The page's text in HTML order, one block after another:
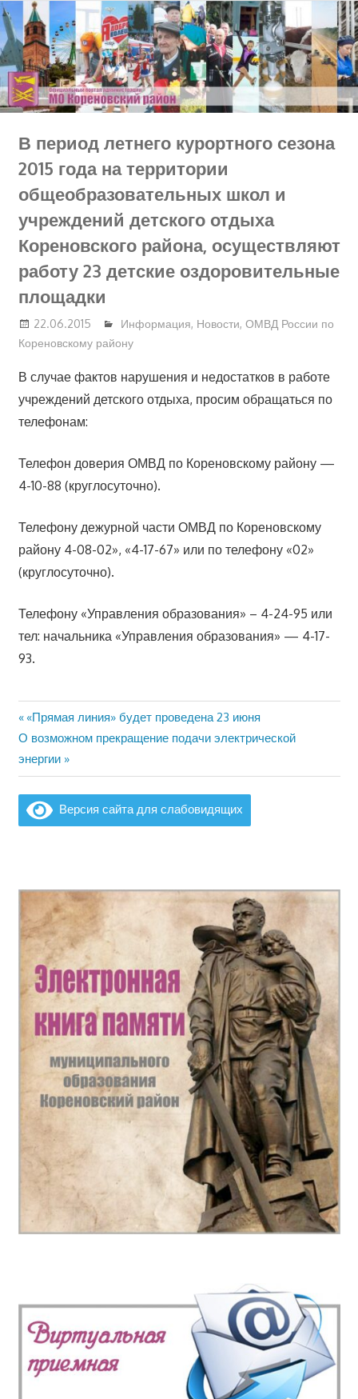
Перейти
к
содержимому
В период летнего курортного сезона
2015 года на территории
общеобразовательных школ и
учреждений детского отдыха
Кореновского района, осуществляют
работу 23 детские оздоровительные
площадки
22.06.2015 Информация, Новости, ОМВД России по
Кореновскому району
В случае фактов нарушения и недостатков в работе
учреждений детского отдыха, просим обращаться по
телефонам:
Телефон доверия ОМВД по Кореновскому району —
4-10-88 (круглосуточно).
Телефону дежурной части ОМВД по Кореновскому
району 4-08-02», «4-17-67» или по телефону «02»
(круглосуточно).
Телефону «Управления образования» – 4-24-95 или
тел: начальника «Управления образования» — 4-17-
93.
Навигация
по
записям
Предыдущая
запись:
«Прямая линия» будет проведена 23 июня
Следующая
запись:
О возможном прекращение подачи электрической
энергии
Версия сайта для слабовидящих